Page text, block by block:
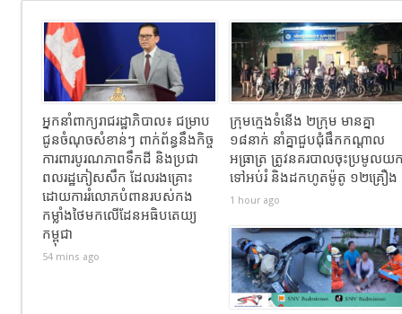
អ្នកនាំពាក្យ​រាជរដ្ឋាភិបាល​៖​ ជម្រាប​
ជូន​ចំណុចសំខាន់ៗ ពាក់ព័ន្ធនឹងកិច្ច
ការពារបូរណភាពទឹកដី និងប្រជា
ពលរដ្ឋភៀសសឹក ដែលរងគ្រោះ
ដោយការរំលោភបំពានរបស់កង
កម្លាំងថៃមកលើដែនអធិបតេយ្យ
កម្ពុជា
54 mins ago
ក្រុមក្មេងទំនើង ២ក្រុម មានគ្នា
១៨នាក់ នាំគ្នាជួបជុំផឹកកណ្ដាល
អធ្រាត្រ ត្រូវនគរបាលចុះប្រមូលយ
ទៅអប់រំ និងដកហូតម៉ូតូ ១២គ្រឿង
1 hour ago